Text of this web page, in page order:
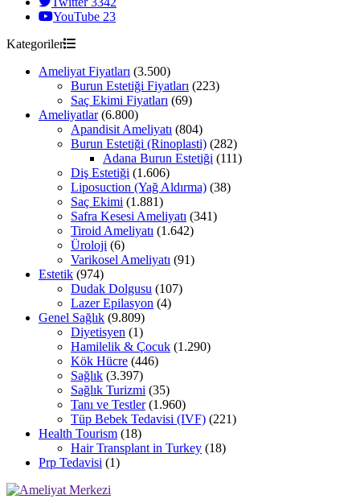
YouTube 23
Kategoriler
Ameliyat Fiyatları (3.500)
Burun Estetiği Fiyatları (223)
Saç Ekimi Fiyatları (69)
Ameliyatlar(6.800)
Apandisit Ameliyatı (804)
Burun Estetiği (Rinoplasti) (282)
Adana Burun Estetiği (111)
Diş Estetiği (1.606)
Liposuction (Yağ Aldırma) (38)
Saç Ekimi (1.881)
Safra Kesesi Ameliyatı (341)
Tiroid Ameliyatı (1.642)
Üroloji (6)
Varikosel Ameliyatı (91)
Estetik (974)
Dudak Dolgusu (107)
Lazer Epilasyon (4)
Genel Sağlık (9.809)
Diyetisyen (1)
Hamilelik & Çocuk (1.290)
Kök Hücre (446)
Sağlık (3.397)
Sağlık Turizmi (35)
Tanı ve Testler(1.960)
Tüp Bebek Tedavisi (IVF) (221)
Health Tourism (18)
Hair Transplant in Turkey (18)
Prp Tedavisi (1)